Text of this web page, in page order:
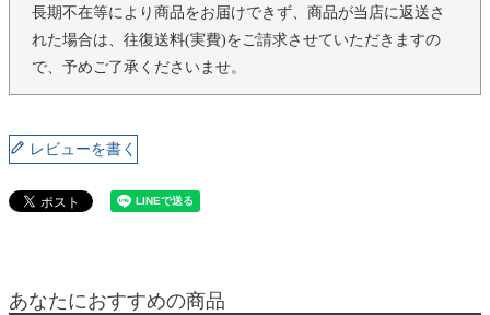
長期不在等により商品をお届けできず、商品が当店に返送さ
れた場合は、往復送料(実費)をご請求させていただきますの
で、予めご了承くださいませ。
レビューを書く
あなたにおすすめの商品